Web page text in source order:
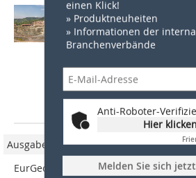
einen Klick!
» Produktneuheiten
» Informationen der
Branchenverbände
Anti-Roboter-
Hier klicken
Melden Sie sich
1. Geologischer
Rhyolithe sind
kieselsäurereiche
kristalliner und zum
Grundmasse. Sie
Quarz und...
Ausgabe 04/2022
EurGeol Dr. rer. nat. Lutz Krakoww